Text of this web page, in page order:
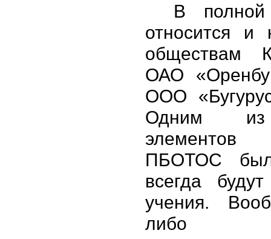
В
относится и
обществам
ОАО
ООО
Одним
ПБОТОС
всегда
учения.
либо